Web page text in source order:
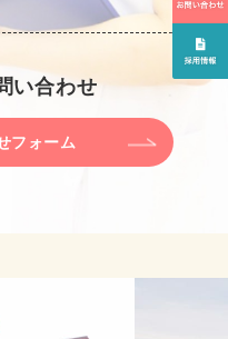
い合わせ
フォーム